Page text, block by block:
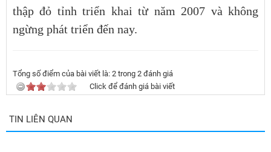
thập đỏ tỉnh triển khai từ năm 2007 và không
ngừng phát triển đến nay.
Tổng số điểm của bài viết là: 2 trong 2 đánh giá
Click để đánh giá bài viết
TIN LIÊN QUAN